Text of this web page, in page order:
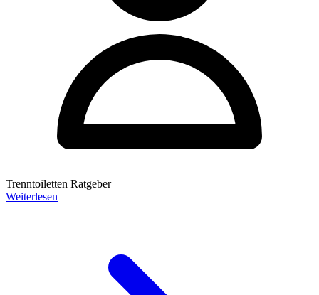
Trenntoiletten Ratgeber
Weiterlesen